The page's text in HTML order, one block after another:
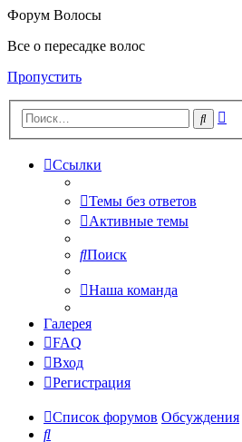
Форум Волосы
Все о пересадке волос
Пропустить
Поиск
Ссылки
Темы без ответов
Активные темы
Поиск
Наша команда
Галерея
FAQ
Вход
Регистрация
Список форумов Обсуждения
Поиск